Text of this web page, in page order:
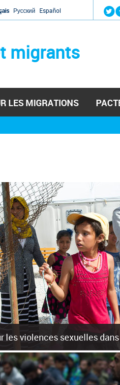
Русский Español
migrants
LES MIGRATIONS
les violences sexuelles
et migrants sur les îles